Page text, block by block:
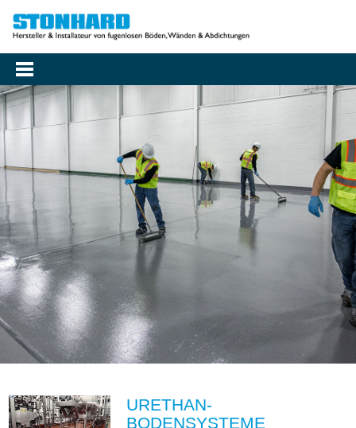
URETHAN-
BODENSYSTEME